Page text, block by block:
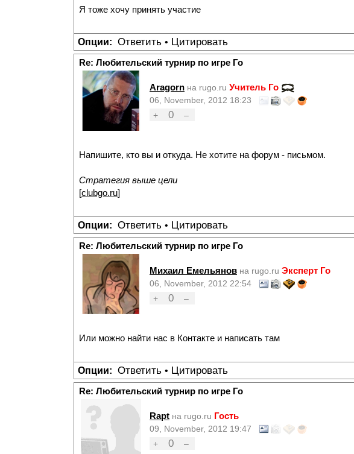
Я тоже хочу принять участие
Опции: Ответить • Цитировать
Re: Любительский турнир по игре Го
Aragorn на rugo.ru Учитель Го
06, November, 2012 18:23
+
0 –
Напишите, кто вы и откуда. Не хотите на форум - письмом.
Стратегия выше цели
[clubgo.ru]
Опции: Ответить • Цитировать
Re: Любительский турнир по игре Го
Михаил Емельянов на rugo.ru Эксперт Го
06, November, 2012 22:54
+
0 –
Или можно найти нас в Контакте и написать там
Опции: Ответить • Цитировать
Re: Любительский турнир по игре Го
Rapt на rugo.ru Гость
09, November, 2012 19:47
+
0 –